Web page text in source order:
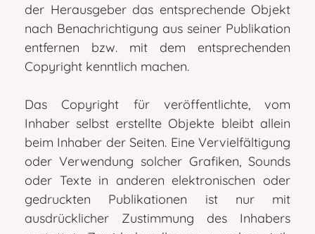
der Herausgeber das entsprechende Objekt
nach Benachrichtigung aus seiner Publikation
entfernen bzw. mit dem entsprechenden
Copyright kenntlich machen.
Das Copyright für veröffentlichte, vom
Inhaber selbst erstellte Objekte bleibt allein
beim Inhaber der Seiten. Eine Vervielfältigung
oder Verwendung solcher Grafiken, Sounds
oder Texte in anderen elektronischen oder
gedruckten Publikationen ist nur mit
ausdrücklicher Zustimmung des Inhabers